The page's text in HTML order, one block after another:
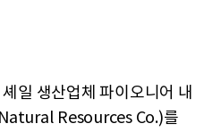
일 생산업체 파이오니어 내
Resources Co.)를